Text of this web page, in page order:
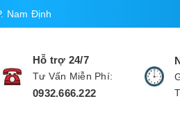
Nam Định
Hỗ trợ 24/7
Tư Vấn Miễn Phí:
0932.666.222